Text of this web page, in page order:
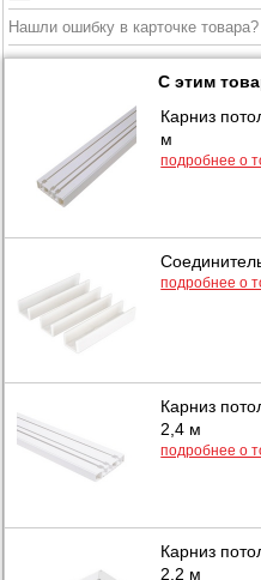
Нашли ошибку в карточке товара?
С этим
Карниз
м
подробнее о
подробнее о
Карниз
2,4 м
подробнее о
Карниз
2,2 м